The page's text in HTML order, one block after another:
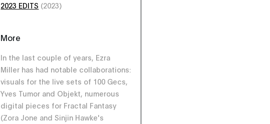
2023 EDITS (2023)
More
In the last couple of years, Ezra
Miller has had notable collaborations:
visuals for the live sets of 100 Gecs,
Yves Tumor and Objekt, numerous
digital pieces for Fractal Fantasy
(Zora Jone and Sinjin Hawke's